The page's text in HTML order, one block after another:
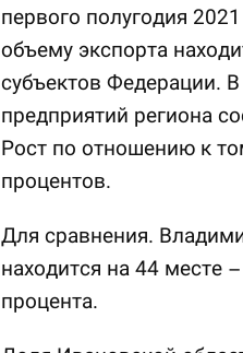
первого полугодия
объему экспорта
субъектов Федерации.
предприятий региона
Рост по отношению к
процентов.
Для сравнения.
находится на 44 месте
процента.